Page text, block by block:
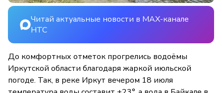
Читай актуальные новости в MAX-канале
НТС
До комфортных отметок прогрелись водоёмы
Иркутской области благодаря жаркой июльской
погоде. Так, в реке Иркут вечером 18 июля